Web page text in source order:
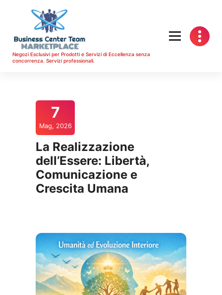
contenuto
Negozi Esclusivi per Prodotti e Servizi di Eccellenza senza
concorrenza. Servizi professionali.
7
Mag, 2026
La Realizzazione
dell’Essere: Libertà,
Comunicazione e
Crescita Umana